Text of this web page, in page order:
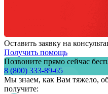
Оставить заявку на
Получить помощь
Позвоните прямо сейчас
8 (800) 333-89-65
Мы знаем, как Вам тяжело,
получите: